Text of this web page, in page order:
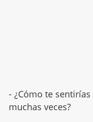
- ¿Cómo te
muchas veces?